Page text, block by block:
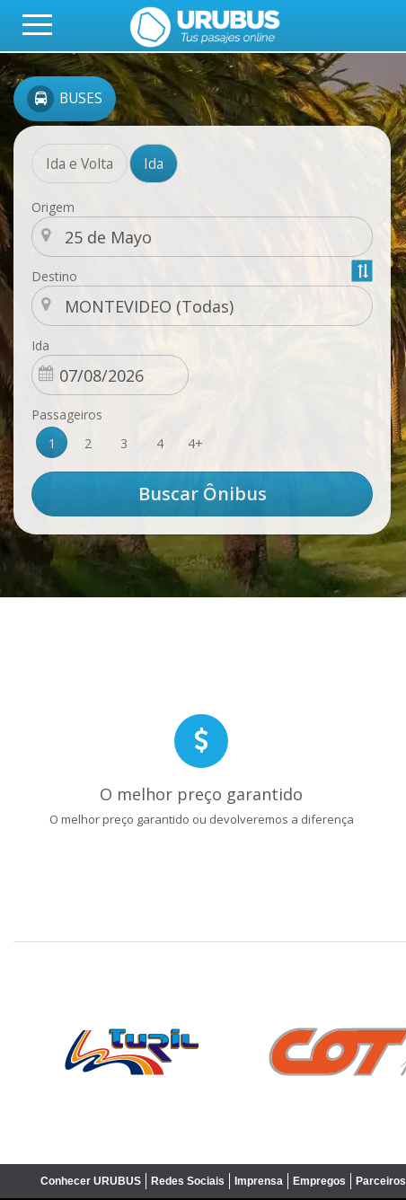
BUSES
Ida e Volta Ida
Origem
Destino
Ida
Passageiros
1
2 3 4 4+
O melhor preço garantido
O melhor preço garantido ou devolveremos a diferença
Conhecer URUBUS Redes Sociais Imprensa Empregos Parceiros